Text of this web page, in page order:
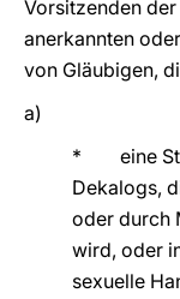
Vorsitzenden
anerkannten
von Gläubigen,
a)
* eine
Dekalogs,
oder durch
wird, oder
sexuelle